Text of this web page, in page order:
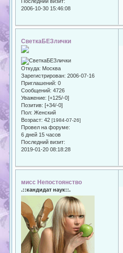
2006-10-30 15:46:08
СветкаБЕЗлички
Откуда: Москва
Зарегистрирован: 2006-07-16
Приглашений: 0
Сообщений: 4726
Уважение: [+125/-0]
Позитив: [+34/-0]
Пол: Женский
Возраст: 42[1984-07-26]
Провел на форуме:
6 дней 15 часов
Последний визит:
2019-01-20 08:18:28
мисс Непостоянство
.::кандидат наук::.